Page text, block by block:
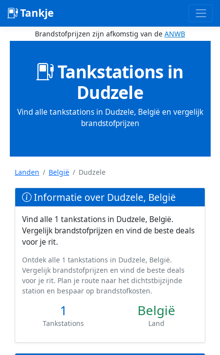
Tankje
Brandstofprijzen zijn afkomstig van de ANWB
Tankstations in
Dudzele
Vind alle tankstations in Dudzele, België en vergelijk
brandstofprijzen
Landen België Dudzele
Informatie over Dudzele, België
Vind alle 1 tankstations in Dudzele, België.
Vergelijk brandstofprijzen en vind de beste deals
voor je rit.
Ontdek alle 1 tankstations in Dudzele, België.
Vergelijk brandstofprijzen en vind de beste deals
voor je rit. Plan je route naar het dichtstbijzijnde
station en bespaar op brandstofkosten.
1
Tankstations
België
Land